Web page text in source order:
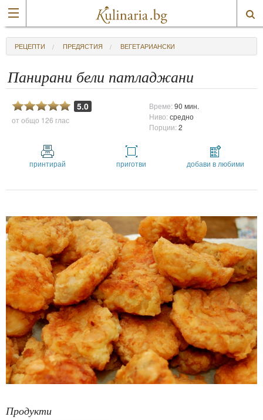
РЕЦЕПТИ ПРЕДЯСТИЯ ВЕГЕТАРИАНСКИ
Панирани бели патладжани
5.0
от общо 126 глас
Време:90 мин.
Ниво:средно
Порции:2
принтирай приготви добави в любими
Продукти